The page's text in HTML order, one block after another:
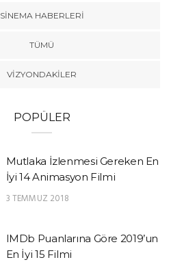
SINEMA HABERLERI
TÜMÜ
VIZYONDAKILER
POPÜLER
Mutlaka İzlenmesi Gereken En
İyi 14 Animasyon Filmi
3 TEMMUZ 2018
IMDb Puanlarına Göre 2019’un
En İyi 15 Filmi